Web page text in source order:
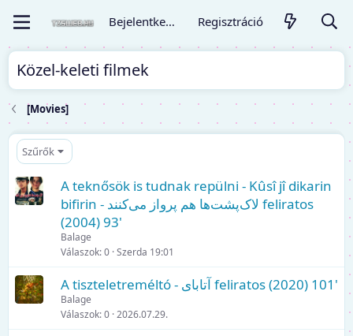
Bejelentkezés Regisztráció
Közel-keleti filmek
[Movies]
Szűrők
A teknősök is tudnak repülni - Kûsî jî dikarin
bifirin - لاک‌پشت‌ها هم پرواز می‌کنند feliratos
(2004) 93'
Balage
Válaszok 0 Szerda 19:01
A tiszteletreméltó - آتابای feliratos (2020) 101'
Balage
Válaszok 0 2026.07.29.